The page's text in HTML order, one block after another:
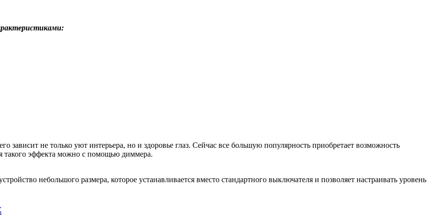
зависит не только уют интерьера, но и здоровье глаз. Сейчас все большую популярность приобретает возможность
такого эффекта можно с помощью диммера.
небольшого размера, которое устанавливается вместо стандартного выключателя и позволяет настраивать уровень